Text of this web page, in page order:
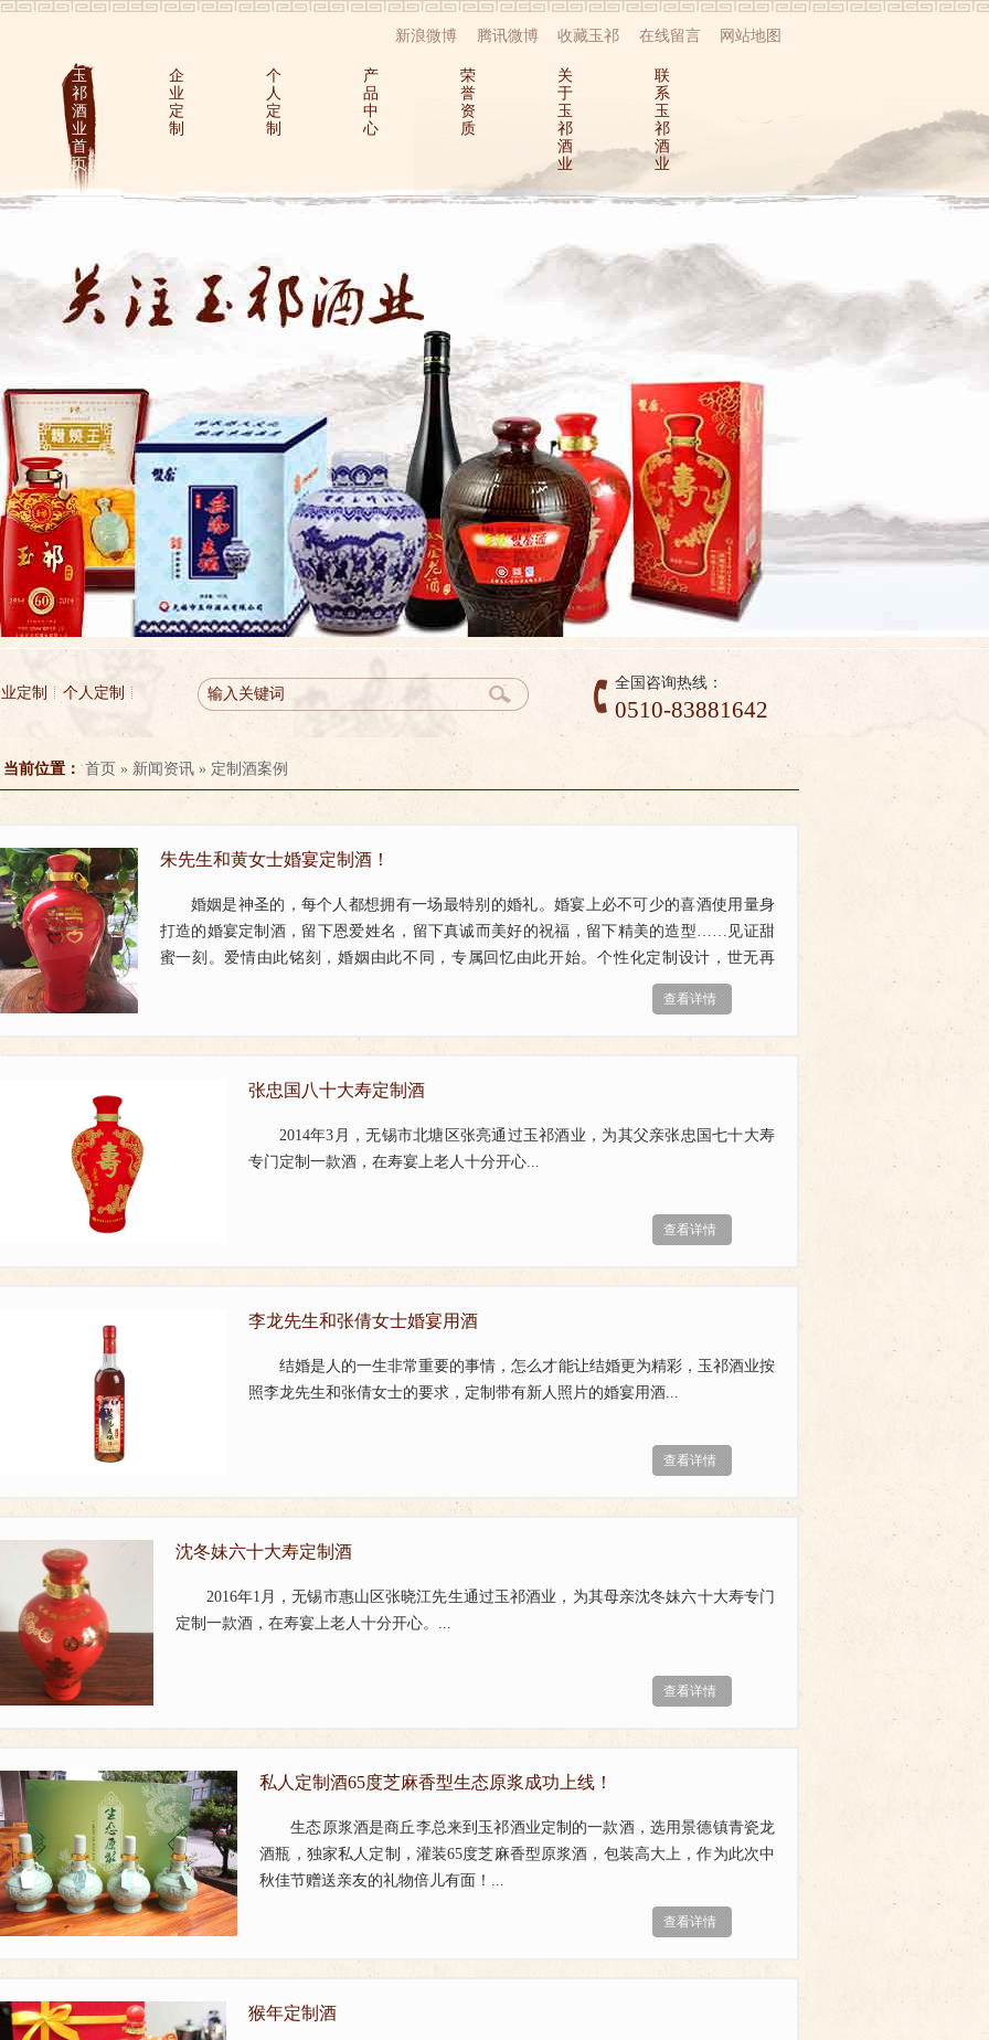
新浪微博 腾讯微博 收藏玉祁 在线留言 网站地图
玉
祁
酒
业
首
页
企
业
定
制
个
人
定
制
产
品
中
心
荣
誉
资
质
关
于
玉
祁
酒
业
联
系
玉
祁
酒
业
定制 个人定制
全国咨询热线：
0510-83881642
当前位置： 首页 » 新闻资讯 » 定制酒案例
朱先生和黄女士婚宴定制酒！
婚姻是神圣的，每个人都想拥有一场最特别的婚礼。婚宴上必不可少的喜酒使用量身
打造的婚宴定制酒，留下恩爱姓名，留下真诚而美好的祝福，留下精美的造型……见证甜
蜜一刻。爱情由此铭刻，婚姻由此不同，专属回忆由此开始。个性化定制设计，世无再
查看详情
张忠国八十大寿定制酒
2014年3月，无锡市北塘区张亮通过玉祁酒业，为其父亲张忠国七十大寿
专门定制一款酒，在寿宴上老人十分开心...
查看详情
李龙先生和张倩女士婚宴用酒
结婚是人的一生非常重要的事情，怎么才能让结婚更为精彩，玉祁酒业按
照李龙先生和张倩女士的要求，定制带有新人照片的婚宴用酒...
查看详情
沈冬妹六十大寿定制酒
2016年1月，无锡市惠山区张晓江先生通过玉祁酒业，为其母亲沈冬妹六十大寿专门
定制一款酒，在寿宴上老人十分开心。...
查看详情
私人定制酒65度芝麻香型生态原浆成功上线！
生态原浆酒是商丘李总来到玉祁酒业定制的一款酒，选用景德镇青瓷龙
酒瓶，独家私人定制，灌装65度芝麻香型原浆酒，包装高大上，作为此次中
秋佳节赠送亲友的礼物倍儿有面！...
查看详情
猴年定制酒